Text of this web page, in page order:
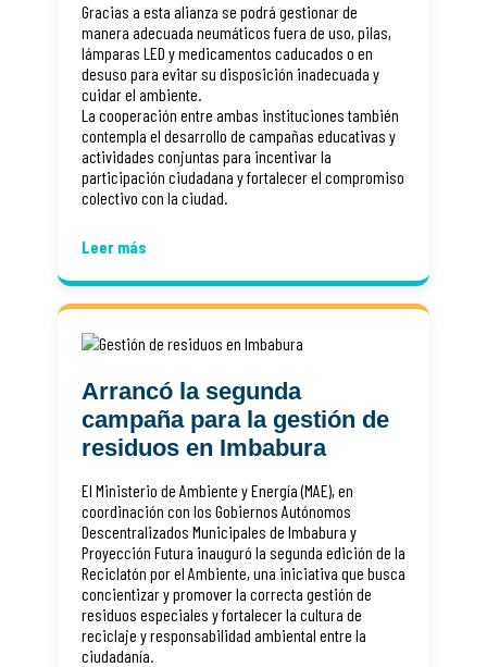
Gracias a esta alianza se podrá gestionar de
manera adecuada neumáticos fuera de uso, pilas,
lámparas LED y medicamentos caducados o en
desuso para evitar su disposición inadecuada y
cuidar el ambiente.
La cooperación entre ambas instituciones también
contempla el desarrollo de campañas educativas y
actividades conjuntas para incentivar la
participación ciudadana y fortalecer el compromiso
colectivo con la ciudad.
Leer más
Arrancó la segunda
campaña para la gestión de
residuos en Imbabura
El Ministerio de Ambiente y Energía (MAE), en
coordinación con los Gobiernos Autónomos
Descentralizados Municipales de Imbabura y
Proyección Futura inauguró la segunda edición de la
Reciclatón por el Ambiente, una iniciativa que busca
concientizar y promover la correcta gestión de
residuos especiales y fortalecer la cultura de
reciclaje y responsabilidad ambiental entre la
ciudadanía.